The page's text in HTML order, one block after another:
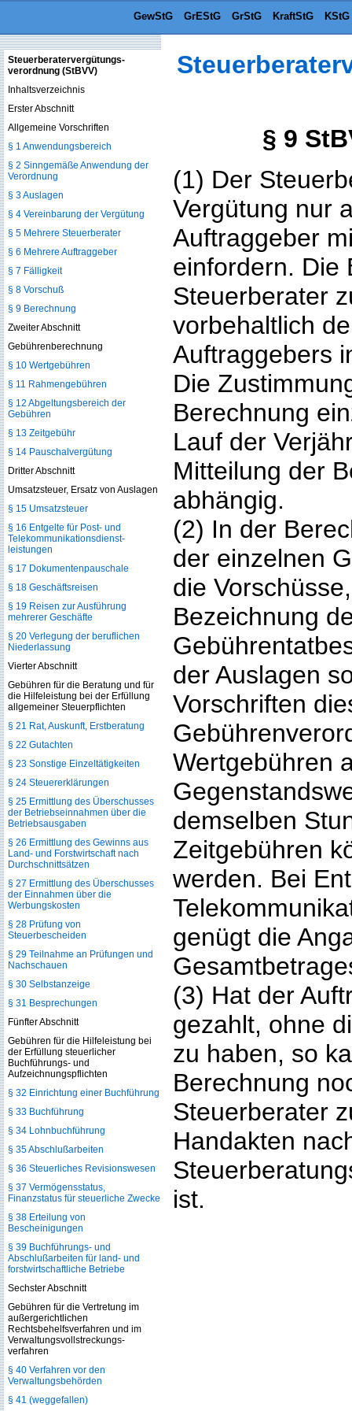
GewStG GrEStG GrStG KraftStG KStG
§ 9
(1) Der
Vergütung nur
Auftraggeber
einfordern. Die
Steuerberater
vorbehaltlich
Auftraggebers
Die
Berechnung
Lauf der
Mitteilung der
abhängig.
(2) In der
der einzelnen
die
Bezeichnung
der Auslagen
Vorschriften
Wertgebühren
demselben
Zeitgebühren
werden. Bei
genügt die
(3) Hat der
gezahlt, ohne
zu haben, so
Berechnung
Steuerberater
Handakten
ist.
Steuerberatervergütungs­
verordnung (StBVV)
Inhaltsverzeichnis
Erster Abschnitt
Allgemeine Vorschriften
§ 1 Anwendungsbereich
§ 2 Sinngemäße Anwendung der
Verordnung
§ 3 Auslagen
§ 4 Vereinbarung der Vergütung
§ 5 Mehrere Steuerberater
§ 6 Mehrere Auftraggeber
§ 7 Fälligkeit
§ 8 Vorschuß
§ 9 Berechnung
Zweiter Abschnitt
Gebührenberechnung
§ 10 Wertgebühren
§ 11 Rahmengebühren
§ 12 Abgeltungsbereich der
Gebühren
§ 13 Zeitgebühr
§ 14 Pauschalvergütung
Dritter Abschnitt
Umsatzsteuer, Ersatz von Auslagen
§ 15 Umsatzsteuer
§ 16 Entgelte für Post- und
Telekommunikationsdienst­
leistungen
§ 17 Dokumentenpauschale
§ 18 Geschäftsreisen
§ 19 Reisen zur Ausführung
mehrerer Geschäfte
§ 20 Verlegung der beruflichen
Niederlassung
Vierter Abschnitt
Gebühren für die Beratung und für
die Hilfeleistung bei der Erfüllung
allgemeiner Steuerpflichten
§ 21 Rat, Auskunft, Erstberatung
§ 22 Gutachten
§ 23 Sonstige Einzeltätigkeiten
§ 24 Steuererklärungen
§ 25 Ermittlung des Überschusses
der Betriebseinnahmen über die
Betriebsausgaben
§ 26 Ermittlung des Gewinns aus
Land- und Forstwirtschaft nach
Durchschnittsätzen
§ 27 Ermittlung des Überschusses
der Einnahmen über die
Werbungskosten
§ 28 Prüfung von
Steuerbescheiden
§ 29 Teilnahme an Prüfungen und
Nachschauen
§ 30 Selbstanzeige
§ 31 Besprechungen
Fünfter Abschnitt
Gebühren für die Hilfeleistung bei
der Erfüllung steuerlicher
Buchführungs- und
Aufzeichnungspflichten
§ 32 Einrichtung einer Buchführung
§ 33 Buchführung
§ 34 Lohnbuchführung
§ 35 Abschlußarbeiten
§ 36 Steuerliches Revisionswesen
§ 37 Vermögensstatus,
Finanzstatus für steuerliche Zwecke
§ 38 Erteilung von
Bescheinigungen
§ 39 Buchführungs- und
Abschlußarbeiten für land- und
forstwirtschaftliche Betriebe
Sechster Abschnitt
Gebühren für die Vertretung im
außergerichtlichen
Rechtsbehelfsverfahren und im
Verwaltungsvollstreckungs­
verfahren
§ 40 Verfahren vor den
Verwaltungsbehörden
§ 41 (weggefallen)